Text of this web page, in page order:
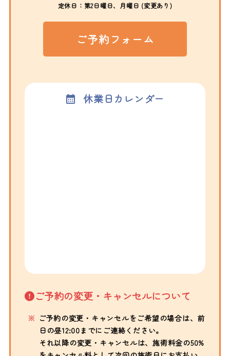
定休日：第2日曜日、月曜日 (変更あり)
ご予約フォーム
休業日カレンダー
ご予約の変更・キャンセルについて
ご予約の変更・キャンセルをご希望の場合は、前
日の昼12:00までにご連絡ください。
それ以降の変更・キャンセルは、施術料金の50%